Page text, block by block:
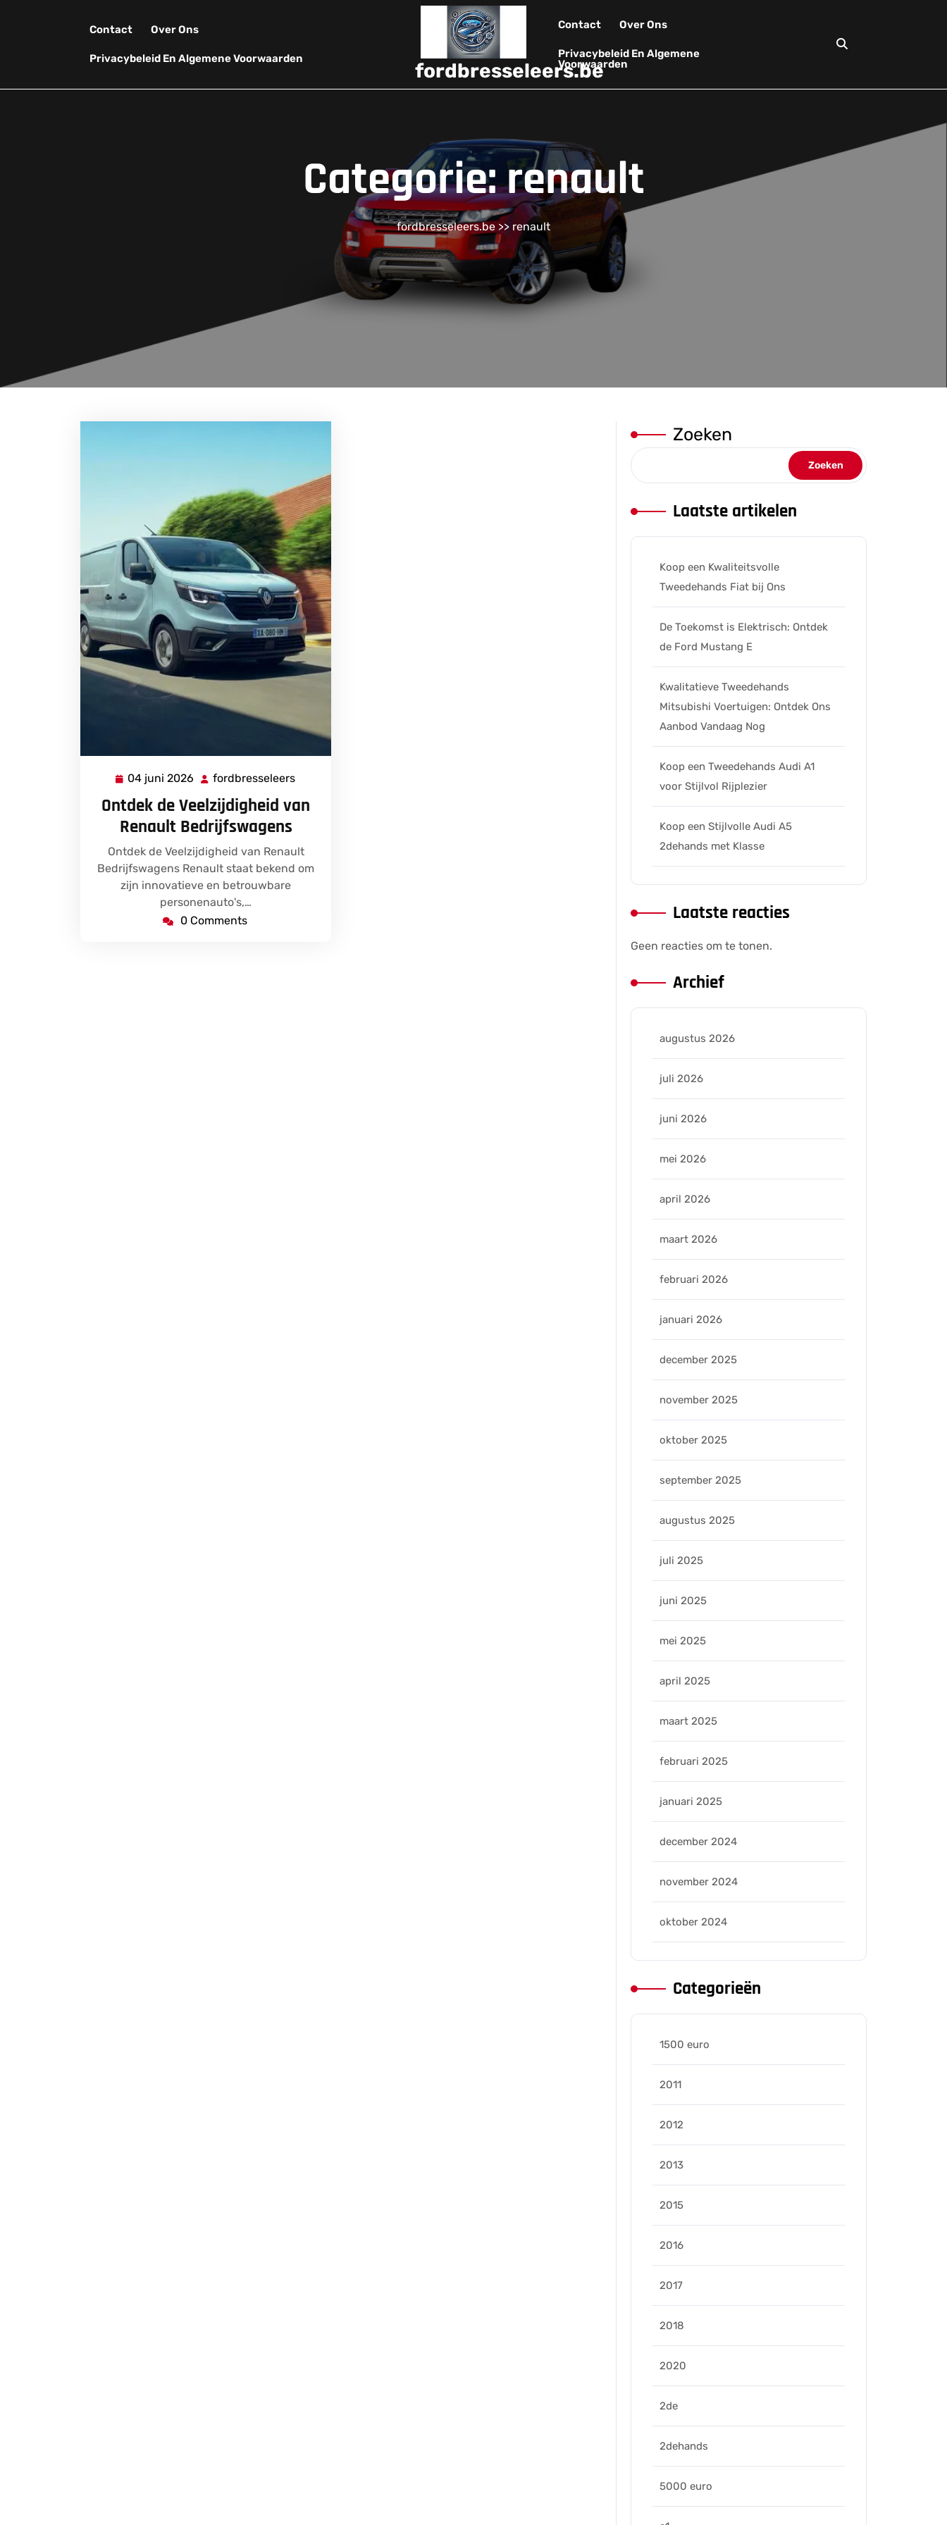
Contact Over Ons
Privacybeleid En Algemene Voorwaarden
fordbresseleers.be
Contact Over Ons
Privacybeleid En Algemene
Voorwaarden
Categorie:renault
fordbresseleers.be >> renault
04 juni 2026 04
juni
2026
fordbresseleers
Ontdek de Veelzijdigheid van
Renault Bedrijfswagens
Ontdek de Veelzijdigheid van Renault
Bedrijfswagens Renault staat bekend om
zijn innovatieve en betrouwbare
personenauto's,…
0 Comments
Zoeken
Zoeken
Laatste artikelen
Koop een Kwaliteitsvolle
Tweedehands Fiat bij Ons
De Toekomst is Elektrisch: Ontdek
de Ford Mustang E
Kwalitatieve Tweedehands
Mitsubishi Voertuigen: Ontdek Ons
Aanbod Vandaag Nog
Koop een Tweedehands Audi A1
voor Stijlvol Rijplezier
Koop een Stijlvolle Audi A5
2dehands met Klasse
Laatste reacties
Geen reacties om te tonen.
Archief
augustus 2026
juli 2026
juni 2026
mei 2026
april 2026
maart 2026
februari 2026
januari 2026
december 2025
november 2025
oktober 2025
september 2025
augustus 2025
juli 2025
juni 2025
mei 2025
april 2025
maart 2025
februari 2025
januari 2025
december 2024
november 2024
oktober 2024
Categorieën
1500 euro
2011
2012
2013
2015
2016
2017
2018
2020
2de
2dehands
5000 euro